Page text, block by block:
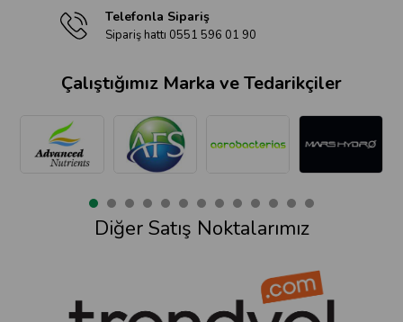
Telefonla Sipariş
Sipariş hattı 0551 596 01 90
Çalıştığımız Marka ve Tedarikçiler
Diğer Satış Noktalarımız